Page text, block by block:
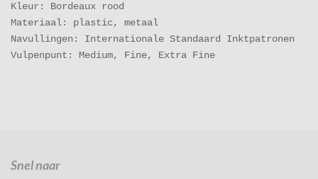
Kleur: Bordeaux rood
Materiaal: plastic, metaal
Navullingen: Internationale Standaard Inktpatronen
Vulpenpunt: Medium, Fine, Extra Fine
Snel naar